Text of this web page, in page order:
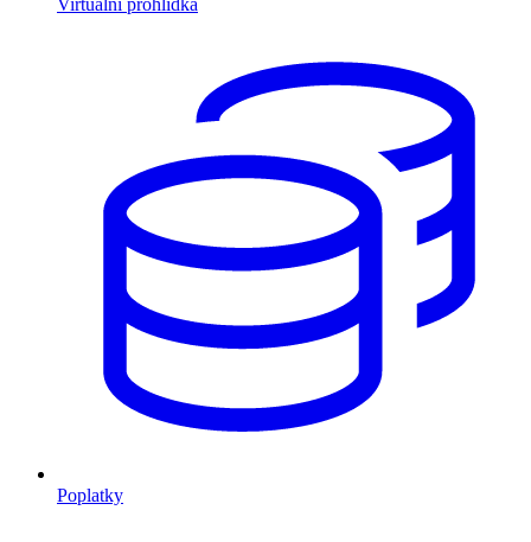
Virtuální prohlídka
Poplatky